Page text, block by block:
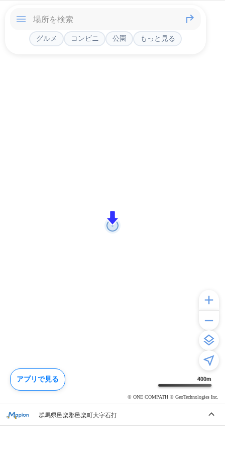
400m
© ONE COMPATH © GeoTechnologies Inc.
グルメ コンビニ 公園 もっと見る
群馬県邑楽郡邑楽町大字石打
アプリで見る